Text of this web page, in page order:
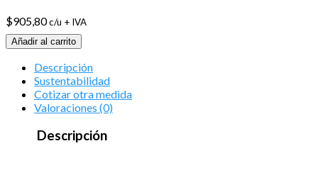
$905,80c/u + IVA
Añadir al carrito
Descripción
Sustentabilidad
Cotizar otra medida
Valoraciones (0)
Descripción